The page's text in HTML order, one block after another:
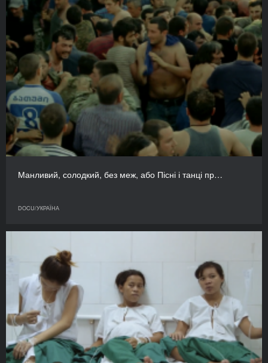
Манливий, солодкий, без меж, або Пісні і танці пр…
DOCU/УКРАЇНА